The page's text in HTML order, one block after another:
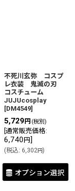
不死川玄弥 コスプ
レ衣装 鬼滅の刃
コスチューム
JUJUcosplay
[DM4549]
5,729円 (税別)
通常販売価格:
6,740 円]
(税込: 6,302円)
オプション選択